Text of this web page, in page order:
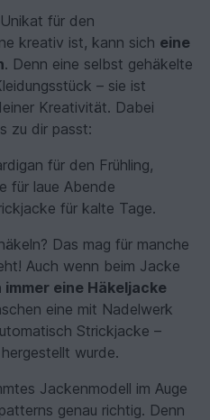
für den
kreativ ist, kann sich eine
. Denn eine selbst gehäkelte
– sie ist
Kreativität. Dabei
zu dir passt:
für den Frühling,
für laue Abende
für kalte Tage.
Das mag für manche
Auch wenn beim Jacke
eine Häkeljacke
eine mit Nadelwerk
Strickjacke –
wurde.
Jackenmodell im Auge
genau richtig. Denn